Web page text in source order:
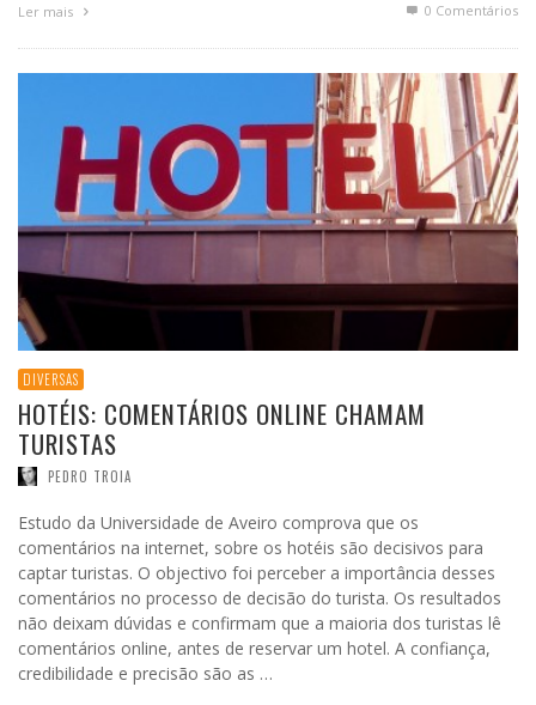
Ler mais 0 Comentários
DIVERSAS
HOTÉIS: COMENTÁRIOS ONLINE CHAMAM
TURISTAS
PEDRO TROIA
Estudo da Universidade de Aveiro comprova que os
comentários na internet, sobre os hotéis são decisivos para
captar turistas. O objectivo foi perceber a importância desses
comentários no processo de decisão do turista. Os resultados
não deixam dúvidas e confirmam que a maioria dos turistas lê
comentários online, antes de reservar um hotel. A confiança,
credibilidade e precisão são as …